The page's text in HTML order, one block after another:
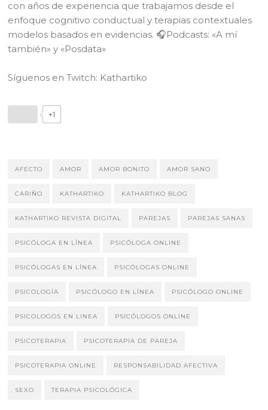
con años de experiencia que trabajamos desde el
enfoque cognitivo conductual y terapias contextuales
modelos basados en evidencias. 🎧Podcasts: «A mí
también» y «Posdata»
Síguenos en Twitch: Kathartiko
+1
AFECTO AMOR AMOR BONITO AMOR SANO
CARIÑO KATHARTIKO KATHARTIKO BLOG
KATHARTIKO REVISTA DIGITAL PAREJAS PAREJAS SANAS
PSICÓLOGA EN LÍNEA PSICÓLOGA ONLINE
PSICÓLOGAS EN LÍNEA PSICÓLOGAS ONLINE
PSICOLOGÍA PSICÓLOGO EN LÍNEA PSICÓLOGO ONLINE
PSICOLOGOS EN LINEA PSICÓLOGOS ONLINE
PSICOTERAPIA PSICOTERAPIA DE PAREJA
PSICOTERAPIA ONLINE RESPONSABILIDAD AFECTIVA
SEXO TERAPIA PSICOLÓGICA